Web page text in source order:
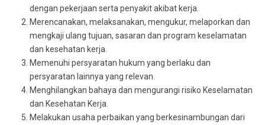
dengan pekerjaan serta penyakit akibat kerja.
Merencanakan, melaksanakan, mengukur, melaporkan dan
mengkaji ulang tujuan, sasaran dan program keselamatan
dan kesehatan kerja.
Memenuhi persyaratan hukum yang berlaku dan
persyaratan lainnya yang relevan.
Menghilangkan bahaya dan mengurangi risiko Keselamatan
dan Kesehatan Kerja.
Melakukan usaha perbaikan yang berkesinambungan dari